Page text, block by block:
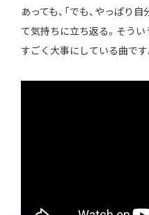
あっても、「でも、やっぱり
て気持ちに立ち返る。そうい
すごく大事にしている曲です